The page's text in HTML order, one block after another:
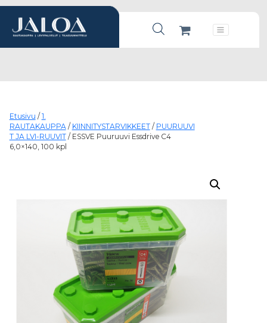
Products search
Päävalikko
Etusivu / 1.
RAUTAKAUPPA/ KIINNITYSTARVIKKEET/ PUURUUVI
T JA LVI-RUUVIT/ ESSVE Puuruuvi Essdrive C4
6,0×140, 100 kpl